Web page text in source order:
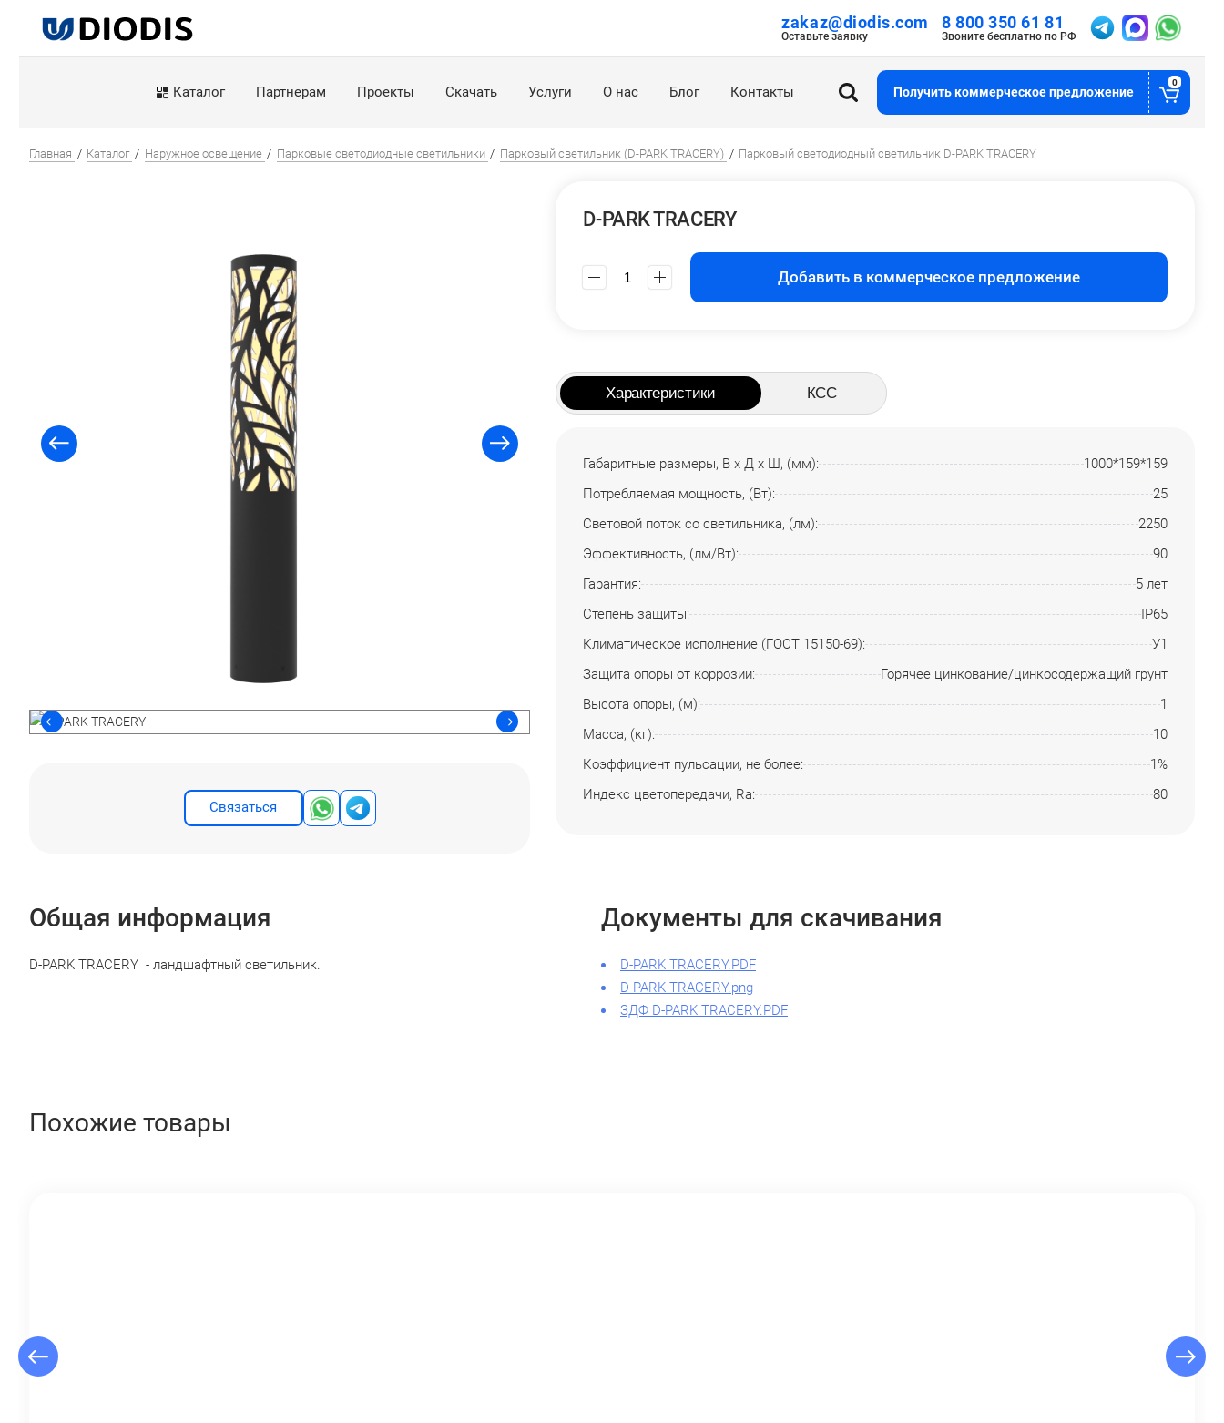
zakaz@diodis.com
Оставьте заявку
8 800 350 61 81
Звоните бесплатно по РФ
Каталог Партнерам Проекты Скачать Услуги О нас Блог Контакты Получить коммерческое предложение
0
Главная Каталог Наружное освещение Парковые светодиодные светильники Парковый светильник (D-PARK TRACERY) Парковый светодиодный светильник D-PARK TRACERY
Связаться
D-PARK TRACERY
Добавить в коммерческое предложение
Характеристики КСС
Габаритные размеры, В х Д х Ш, (мм):
1000*159*159
Потребляемая мощность, (Вт):
25
Световой поток со светильника, (лм):
2250
Эффективность, (лм/Вт):
90
Гарантия:
5 лет
Степень защиты:
IP65
Климатическое исполнение (ГОСТ 15150-69):
У1
Защита опоры от коррозии:
Горячее цинкование/цинкосодержащий грунт
Высота опоры, (м):
1
Масса, (кг):
10
Коэффициент пульсации, не более:
1%
Индекс цветопередачи, Ra:
80
Общая информация
D-PARK TRACERY - ландшафтный светильник.
Документы для скачивания
D-PARK TRACERY.PDF
D-PARK TRACERY.png
ЗДФ D-PARK TRACERY.PDF
Похожие товары